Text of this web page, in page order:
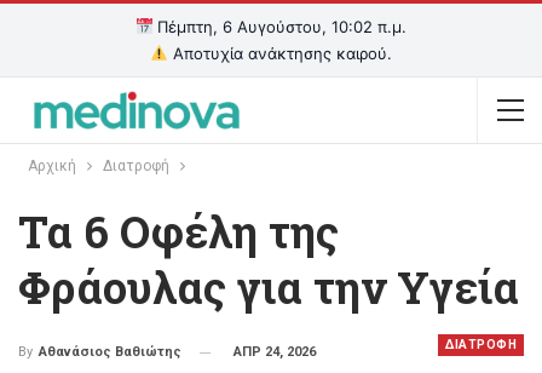
Πέμπτη, 6 Αυγούστου, 10:02 π.μ.
Αποτυχία ανάκτησης καιρού.
Αρχική Διατροφή
Τα 6 Οφέλη της
Φράουλας για την Υγεία
ΔΙΑΤΡΟΦΗ
By Αθανάσιος Βαθιώτης ΑΠΡ 24, 2026